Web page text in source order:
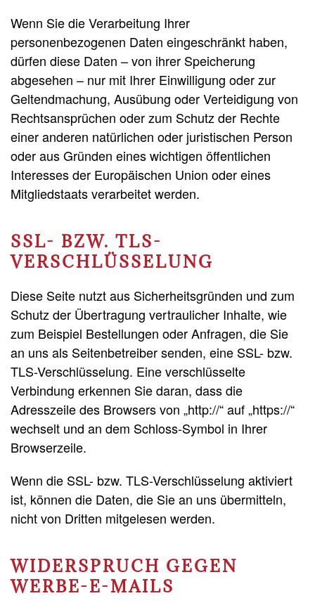
Wenn Sie die Verarbeitung Ihrer
personenbezogenen Daten eingeschränkt haben,
dürfen diese Daten – von ihrer Speicherung
abgesehen – nur mit Ihrer Einwilligung oder zur
Geltendmachung, Ausübung oder Verteidigung von
Rechtsansprüchen oder zum Schutz der Rechte
einer anderen natürlichen oder juristischen Person
oder aus Gründen eines wichtigen öffentlichen
Interesses der Europäischen Union oder eines
Mitgliedstaats verarbeitet werden.
SSL- BZW. TLS-
VERSCHLÜSSELUNG
Diese Seite nutzt aus Sicherheitsgründen und zum
Schutz der Übertragung vertraulicher Inhalte, wie
zum Beispiel Bestellungen oder Anfragen, die Sie
an uns als Seitenbetreiber senden, eine SSL- bzw.
TLS-Verschlüsselung. Eine verschlüsselte
Verbindung erkennen Sie daran, dass die
Adresszeile des Browsers von „http://“ auf „https://“
wechselt und an dem Schloss-Symbol in Ihrer
Browserzeile.
Wenn die SSL- bzw. TLS-Verschlüsselung aktiviert
ist, können die Daten, die Sie an uns übermitteln,
nicht von Dritten mitgelesen werden.
WIDERSPRUCH GEGEN
WERBE-E-MAILS